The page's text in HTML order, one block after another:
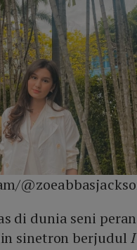
di dunia seni
sinetron berjudul